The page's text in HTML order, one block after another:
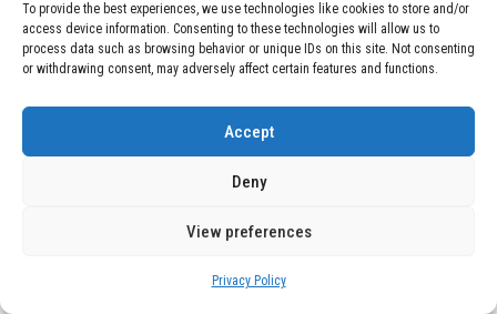
To provide the best experiences, we use technologies like cookies to store and/or
access device information. Consenting to these technologies will allow us to
process data such as browsing behavior or unique IDs on this site. Not consenting
or withdrawing consent, may adversely affect certain features and functions.
Accept
Deny
View preferences
Privacy Policy
ADVERTISEMENT